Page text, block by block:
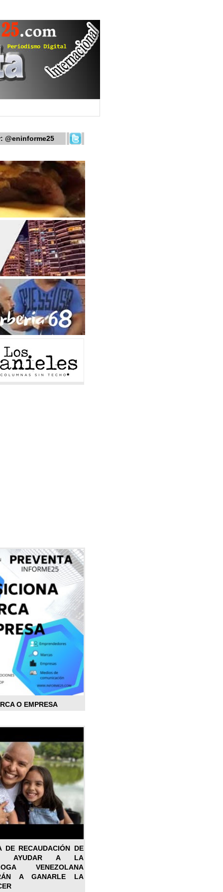
@eninforme25
O EMPRESA
DE RECAUDACIÓN DE
AYUDAR A LA
VENEZOLANA
A GANARLE LA